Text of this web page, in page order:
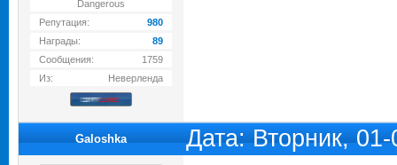
Dangerous
Репутация:
980
Награды:
89
Сообщения:
1759
Из:
Неверленда
Galoshka Дата: Вторник,